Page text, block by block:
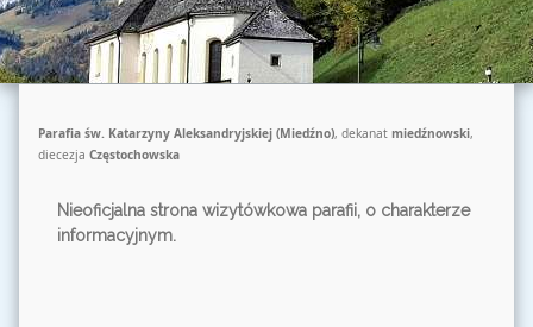
Parafia św. Katarzyny Aleksandryjskiej (Miedźno), dekanat miedźnowski,
diecezja Częstochowska
Nieoficjalna strona wizytówkowa parafii, o charakterze
informacyjnym.